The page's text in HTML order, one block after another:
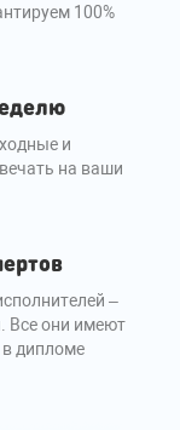
100%
и
на ваши
–
Все они имеют
дипломе